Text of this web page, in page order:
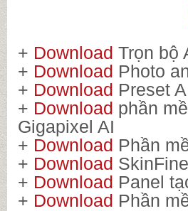
+ Download Trọn bộ
+ Download Photo
+ Download Preset
+ Download phần
Gigapixel AI
+ Download Phần
+ Download
+ Download Panel
+ Download Phần